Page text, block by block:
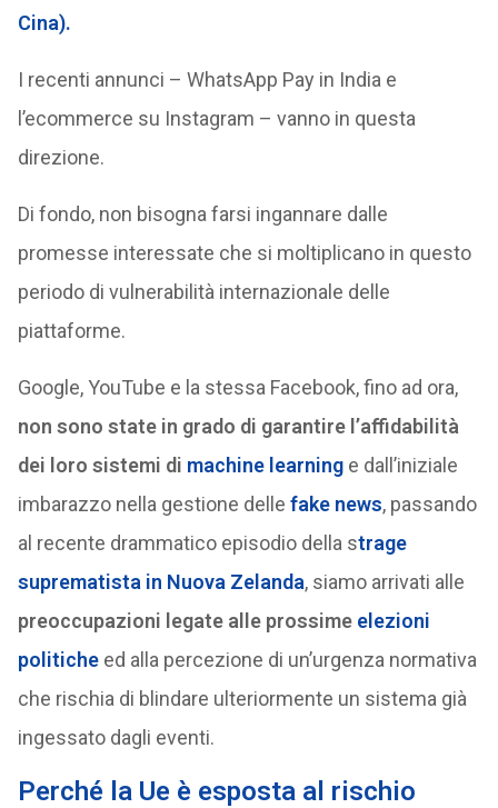
Cina).
I recenti annunci – WhatsApp Pay in India e
l’ecommerce su Instagram – vanno in questa
direzione.
Di fondo, non bisogna farsi ingannare dalle
promesse interessate che si moltiplicano in questo
periodo di vulnerabilità internazionale delle
piattaforme.
Google, YouTube e la stessa Facebook, fino ad ora,
non sono state in grado di garantire l’affidabilità
dei loro sistemi di machine learninge dall’iniziale
imbarazzo nella gestione delle fake news, passando
al recente drammatico episodio della strage
suprematista in Nuova Zelanda, siamo arrivati alle
preoccupazioni legate alle prossime elezioni
politiche ed alla percezione di un’urgenza normativa
che rischia di blindare ulteriormente un sistema già
ingessato dagli eventi.
Perché la Ue è esposta al rischio